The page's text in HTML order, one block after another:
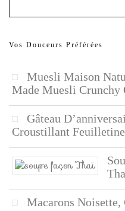
Vos Douceurs Préférées
Muesli Maison
Made Muesli Crunchy
Gâteau
Croustillant Feuilletine
Macarons Noisette,